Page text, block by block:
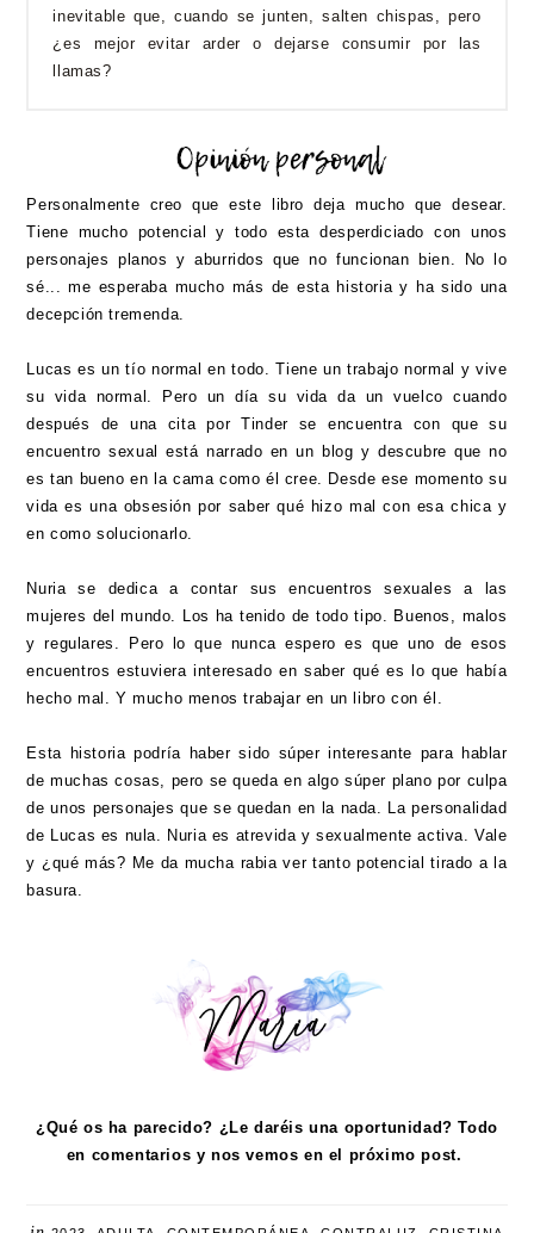
inevitable que, cuando se junten, salten chispas, pero
¿es mejor evitar arder o dejarse consumir por las
llamas?
Personalmente creo que este libro deja mucho que desear.
Tiene mucho potencial y todo esta desperdiciado con unos
personajes planos y aburridos que no funcionan bien. No lo
sé... me esperaba mucho más de esta historia y ha sido una
decepción tremenda.
Lucas es un tío normal en todo. Tiene un trabajo normal y vive
su vida normal. Pero un día su vida da un vuelco cuando
después de una cita por Tinder se encuentra con que su
encuentro sexual está narrado en un blog y descubre que no
es tan bueno en la cama como él cree. Desde ese momento su
vida es una obsesión por saber qué hizo mal con esa chica y
en como solucionarlo.
Nuria se dedica a contar sus encuentros sexuales a las
mujeres del mundo. Los ha tenido de todo tipo. Buenos, malos
y regulares. Pero lo que nunca espero es que uno de esos
encuentros estuviera interesado en saber qué es lo que había
hecho mal. Y mucho menos trabajar en un libro con él.
Esta historia podría haber sido súper interesante para hablar
de muchas cosas, pero se queda en algo súper plano por culpa
de unos personajes que se quedan en la nada. La personalidad
de Lucas es nula. Nuria es atrevida y sexualmente activa. Vale
y ¿qué más? Me da mucha rabia ver tanto potencial tirado a la
basura.
¿Qué os ha parecido? ¿Le daréis una oportunidad? Todo
en comentarios y nos vemos en el próximo post.